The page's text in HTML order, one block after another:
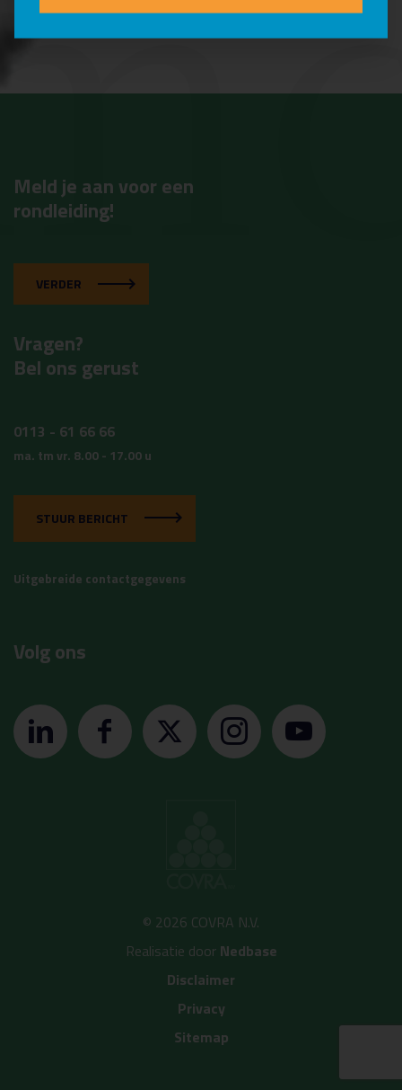
Meld je aan voor een
rondleiding!
VERDER
Vragen?
Bel ons gerust
0113 - 61 66 66
ma. tm vr. 8.00 - 17.00 u
STUUR BERICHT
Uitgebreide contactgegevens
Volg ons
© 2026 COVRA N.V.
Realisatie door Nedbase
Disclaimer
Privacy
Sitemap